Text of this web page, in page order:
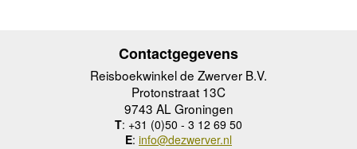
Contactgegevens
Reisboekwinkel de Zwerver B.V.
Protonstraat 13C
9743 AL Groningen
T: +31 (0)50 - 3 12 69 50
E: info@dezwerver.nl